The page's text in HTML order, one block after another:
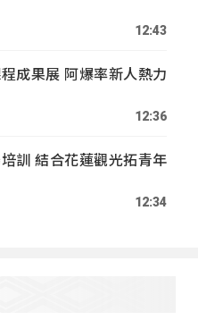
12:43
成果展 阿爆率新人熱力
12:36
訓 結合花蓮觀光拓青年
12:34